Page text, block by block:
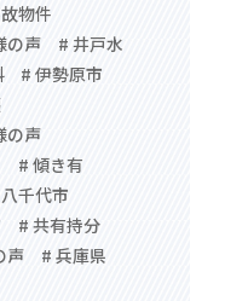
物件
の声
# 井戸水
# 伊勢原市
の声
# 傾き有
千代市
# 共有持分
声
# 兵庫県